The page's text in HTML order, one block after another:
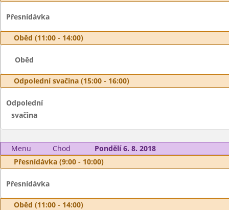
Přesnídávka
Oběd (11:00 - 14:00)
Oběd
Odpolední svačina (15:00 - 16:00)
Odpolední
svačina
Menu Chod
Pondělí 6. 8. 2018
Přesnídávka (9:00 - 10:00)
Přesnídávka
Oběd (11:00 - 14:00)